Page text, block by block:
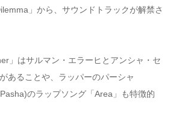
」から、サウンドトラックが解禁さ
」はサルマン・エラーヒとアンシャ・セ
あることや、ラッパーのパーシャ
のラップソング「Area」も特徴的